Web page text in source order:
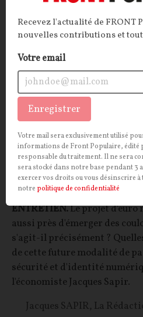
Jacques Sapir : « Au-
techniques, il y a un
politique avec l'euro
ENTRETIEN.Le projet d'euro
aussi près d'émerger des
s'agit-il précisément ?
de cette future modalité de
sécurité et d'identité
l'économiste Jacques Sapir.
Jacques SAPIR, La
Recevez l'actualité de FRONT
nouvelles contributions et
Votre email
Enregistrer
Votre mail sera exclusivement utilisé
informations de Front Populaire, édité
responsable du traitement. Il ne sera
sera stocké dans notre base pendant 3
exercer vos droits ou vous désinscrire
notre politique de confidentialité